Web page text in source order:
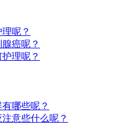
呢？
癌呢？
理呢？
哪些呢？
意些什么呢？